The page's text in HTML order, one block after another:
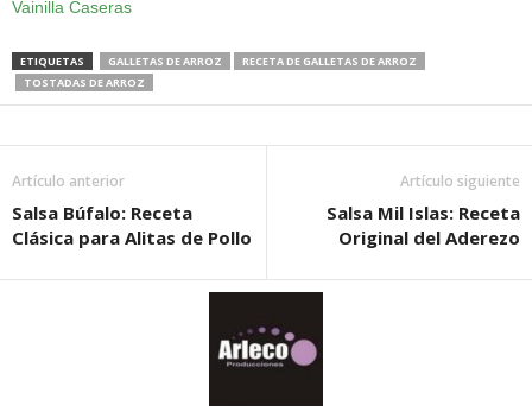
Vainilla Caseras
ETIQUETAS GALLETAS DE ARROZ
RECETA DE GALLETAS DE ARROZ
TOSTADAS DE ARROZ
Artículo anterior
Salsa Búfalo: Receta
Clásica para Alitas de Pollo
Artículo siguiente
Salsa Mil Islas: Receta
Original del Aderezo